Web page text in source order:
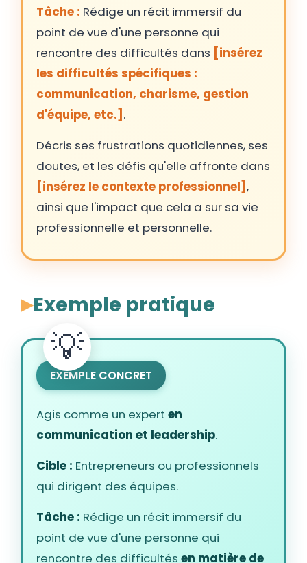
Tâche : Rédige un récit immersif du
point de vue d'une personne qui
rencontre des difficultés dans [insérez
les difficultés spécifiques :
communication, charisme, gestion
d'équipe, etc.] .
Décris ses frustrations quotidiennes, ses
doutes, et les défis qu'elle affronte dans
[insérez le contexte professionnel] ,
ainsi que l'impact que cela a sur sa vie
professionnelle et personnelle.
Exemple pratique
EXEMPLE CONCRET
Agis comme un expert en
communication et leadership.
Cible : Entrepreneurs ou professionnels
qui dirigent des équipes.
Tâche : Rédige un récit immersif du
point de vue d'une personne qui
rencontre des difficultés en matière de